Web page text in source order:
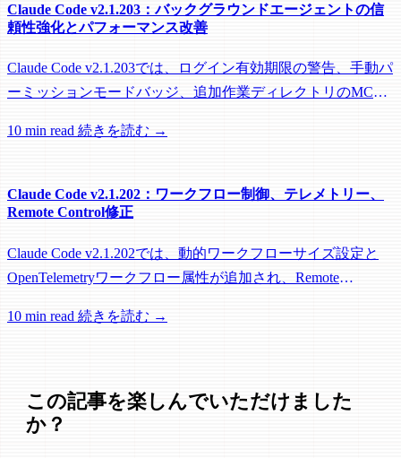
Claude Code v2.1.203：バックグラウンドエージェントの信
頼性強化とパフォーマンス改善
Claude Code v2.1.203では、ログイン有効期限の警告、手動パ
ーミッションモードバッジ、追加作業ディレクトリのMCP
パフォーマンスに関する多数の修正が含まれています。
10 min read 続きを読む →
Claude Code v2.1.202：ワークフロー制御、テレメトリー、
Remote Control修正
Claude Code v2.1.202では、動的ワークフローサイズ設定と
OpenTelemetryワークフロー属性が追加され、Remote
の修正が含まれています。
10 min read 続きを読む →
この記事を楽しんでいただけました
か？